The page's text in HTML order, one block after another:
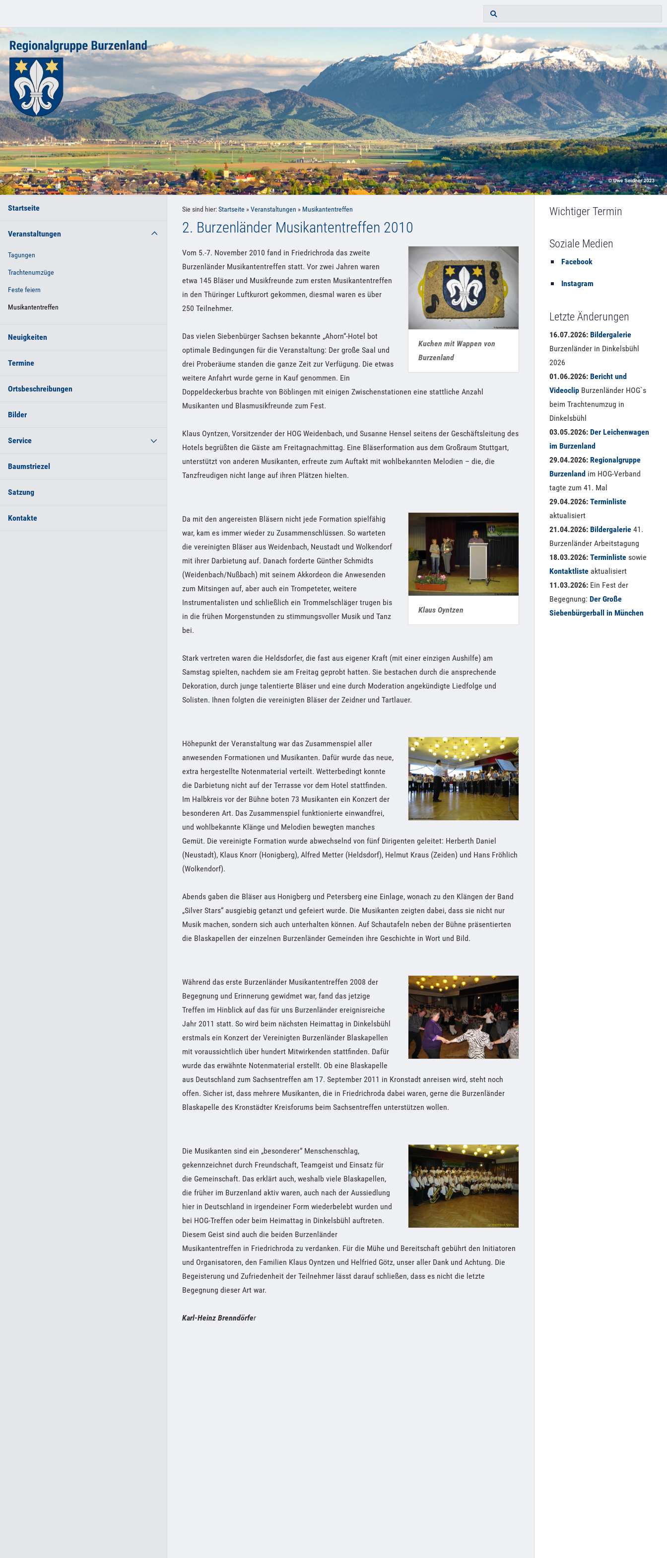
Startseite
Veranstaltungen
Tagungen
Trachtenumzüge
Feste feiern
Musikantentreffen
Neuigkeiten
Termine
Ortsbeschreibungen
Bilder
Service
Baumstriezel
Satzung
Kontakte
Sie sind hier:Startseite »Veranstaltungen » Musikantentreffen
2. Burzenländer Musikantentreffen 2010
Kuchen mit Wappen von
Burzenland
Vom 5.-7. November 2010 fand in Friedrichroda das zweite
Burzenländer Musikantentreffen statt. Vor zwei Jahren waren
etwa 145 Bläser und Musikfreunde zum ersten Musikantentreffen
in den Thüringer Luftkurort gekommen, diesmal waren es über
250 Teilnehmer.
Das vielen Siebenbürger Sachsen bekannte „Ahorn“-Hotel bot
optimale Bedingungen für die Veranstaltung: Der große Saal und
drei Proberäume standen die ganze Zeit zur Verfügung. Die etwas
weitere Anfahrt wurde gerne in Kauf genommen. Ein
Doppeldeckerbus brachte von Böblingen mit einigen Zwischenstationen eine stattliche Anzahl
Musikanten und Blasmusikfreunde zum Fest.
Klaus Oyntzen, Vorsitzender der HOG Weidenbach, und Susanne Hensel seitens der Geschäftsleitung des
Hotels begrüßten die Gäste am Freitagnachmittag. Eine Bläserformation aus dem Großraum Stuttgart,
unterstützt von anderen Musikanten, erfreute zum Auftakt mit wohlbekannten Melodien – die, die
Tanzfreudigen nicht lange auf ihren Plätzen hielten.
Klaus Oyntzen
Da mit den angereisten Bläsern nicht jede Formation spielfähig
war, kam es immer wieder zu Zusammenschlüssen. So warteten
die vereinigten Bläser aus Weidenbach, Neustadt und Wolkendorf
mit ihrer Darbietung auf. Danach forderte Günther Schmidts
(Weidenbach/Nußbach) mit seinem Akkordeon die Anwesenden
zum Mitsingen auf, aber auch ein Trompeteter, weitere
Instrumentalisten und schließlich ein Trommelschläger trugen bis
in die frühen Morgenstunden zu stimmungsvoller Musik und Tanz
bei.
Stark vertreten waren die Heldsdorfer, die fast aus eigener Kraft (mit einer einzigen Aushilfe) am
Samstag spielten, nachdem sie am Freitag geprobt hatten. Sie bestachen durch die ansprechende
Dekoration, durch junge talentierte Bläser und eine durch Moderation angekündigte Liedfolge und
Solisten. Ihnen folgten die vereinigten Bläser der Zeidner und Tartlauer.
Höhepunkt der Veranstaltung war das Zusammenspiel aller
anwesenden Formationen und Musikanten. Dafür wurde das neue,
extra hergestellte Notenmaterial verteilt. Wetterbedingt konnte
die Darbietung nicht auf der Terrasse vor dem Hotel stattfinden.
Im Halbkreis vor der Bühne boten 73 Musikanten ein Konzert der
besonderen Art. Das Zusammenspiel funktionierte einwandfrei,
und wohlbekannte Klänge und Melodien bewegten manches
Gemüt. Die vereinigte Formation wurde abwechselnd von fünf Dirigenten geleitet: Herberth Daniel
(Neustadt), Klaus Knorr (Honigberg), Alfred Metter (Heldsdorf), Helmut Kraus (Zeiden) und Hans Fröhlich
(Wolkendorf).
Abends gaben die Bläser aus Honigberg und Petersberg eine Einlage, wonach zu den Klängen der Band
„Silver Stars“ ausgiebig getanzt und gefeiert wurde. Die Musikanten zeigten dabei, dass sie nicht nur
Musik machen, sondern sich auch unterhalten können. Auf Schautafeln neben der Bühne präsentierten
die Blaskapellen der einzelnen Burzenländer Gemeinden ihre Geschichte in Wort und Bild.
Während das erste Burzenländer Musikantentreffen 2008 der
Begegnung und Erinnerung gewidmet war, fand das jetzige
Treffen im Hinblick auf das für uns Burzenländer ereignisreiche
Jahr 2011 statt. So wird beim nächsten Heimattag in Dinkelsbühl
erstmals ein Konzert der Vereinigten Burzenländer Blaskapellen
mit voraussichtlich über hundert Mitwirkenden stattfinden. Dafür
wurde das erwähnte Notenmaterial erstellt. Ob eine Blaskapelle
aus Deutschland zum Sachsentreffen am 17. September 2011 in Kronstadt anreisen wird, steht noch
offen. Sicher ist, dass mehrere Musikanten, die in Friedrichroda dabei waren, gerne die Burzenländer
Blaskapelle des Kronstädter Kreisforums beim Sachsentreffen unterstützen wollen.
Die Musikanten sind ein „besonderer“ Menschenschlag,
gekennzeichnet durch Freundschaft, Teamgeist und Einsatz für
die Gemeinschaft. Das erklärt auch, weshalb viele Blaskapellen,
die früher im Burzenland aktiv waren, auch nach der Aussiedlung
hier in Deutschland in irgendeiner Form wiederbelebt wurden und
bei HOG-Treffen oder beim Heimattag in Dinkelsbühl auftreten.
Diesem Geist sind auch die beiden Burzenländer
Musikantentreffen in Friedrichroda zu verdanken. Für die Mühe und Bereitschaft gebührt den Initiatoren
und Organisatoren, den Familien Klaus Oyntzen und Helfried Götz, unser aller Dank und Achtung. Die
Begeisterung und Zufriedenheit der Teilnehmer lässt darauf schließen, dass es nicht die letzte
Begegnung dieser Art war.
Karl-Heinz Brenndörfer
Wichtiger Termin
Soziale Medien
Facebook
Instagram
Letzte Änderungen
16.07.2026: Bildergalerie
Burzenländer in Dinkelsbühl
2026
01.06.2026: Bericht und
Videoclip Burzenländer HOG`s
beim Trachtenumzug in
Dinkelsbühl
03.05.2026: Der Leichenwagen
im Burzenland
29.04.2026: Regionalgruppe
Burzenland im HOG-Verband
tagte zum 41. Mal
29.04.2026: Terminliste
aktualisiert
21.04.2026: Bildergalerie 41.
Burzenländer Arbeitstagung
18.03.2026: Terminliste sowie
Kontaktliste aktualisiert
11.03.2026: Ein Fest der
Begegnung: Der Große
Siebenbürgerball in München